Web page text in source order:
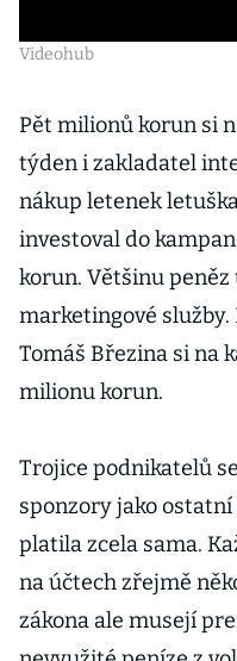
Videohub
Pět milionů korun si
týden i zakladatel
nákup letenek
investoval do
korun. Většinu
marketingové
Tomáš Březina si na
milionu korun.
Trojice podnikatelů
sponzory jako
platila zcela sama.
na účtech zřejmě
zákona ale musejí